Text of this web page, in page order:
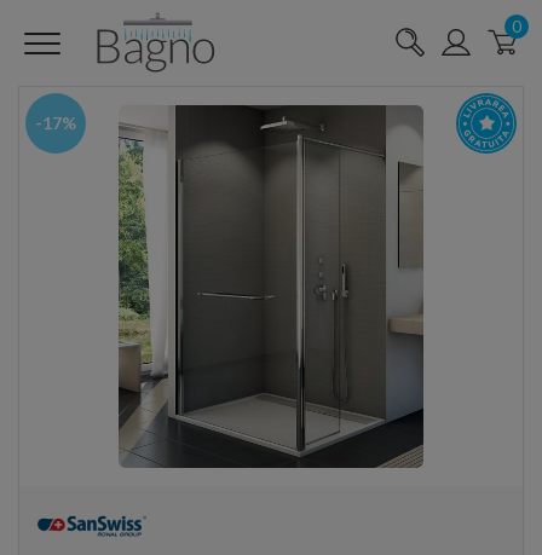
0
-17%